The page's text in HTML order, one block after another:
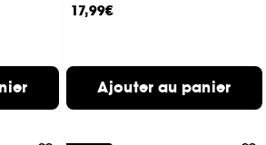
17,99€
Ajouter au panier